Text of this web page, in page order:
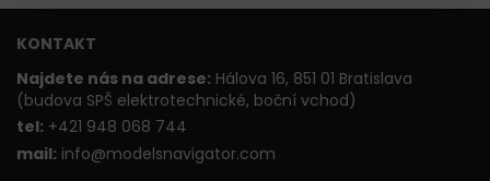
KONTAKT
Najdete nás na adrese: Hálova 16, 851 01 Bratislava
(budova SPŠ elektrotechnické, boční vchod)
tel: +421 948 068 744
mail: info@modelsnavigator.com